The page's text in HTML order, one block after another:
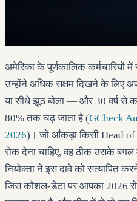
अमेरिका के पूर्णकालिक कर्मचारियों
उन्होंने अधिक सक्षम दिखने के लिए
या सीधे झूठ बोला — और 30 वर्ष से
80% तक चढ़ जाता है (GCheck
2026)। जो आँकड़ा किसी Head of
रोक देना चाहिए, वह ठीक उसके
नियोक्ता ने इस दावे को सत्यापित
जिस कौशल-डेटा पर आपका 2026